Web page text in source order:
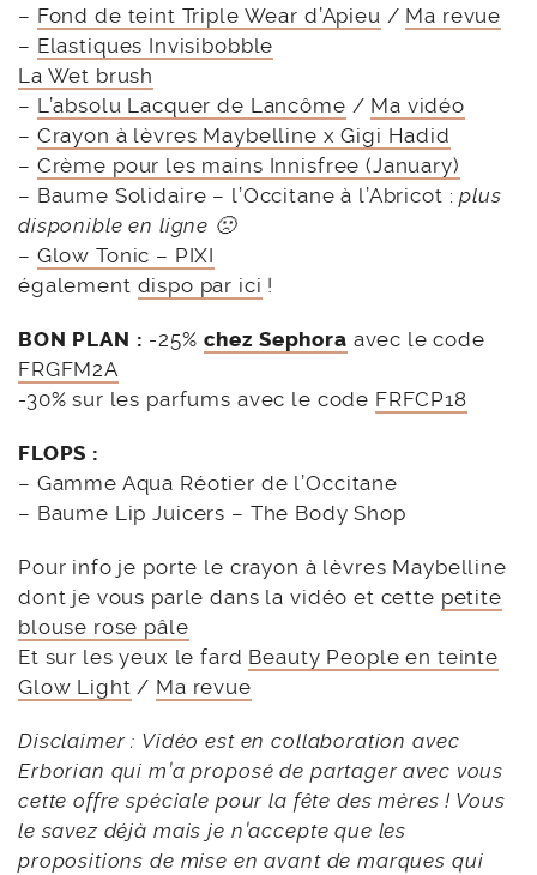
– Fond de teint Triple Wear d’Apieu / Ma revue
– Elastiques Invisibobble
La Wet brush
– L’absolu Lacquer de Lancôme / Ma vidéo
– Crayon à lèvres Maybelline x Gigi Hadid
– Crème pour les mains Innisfree (January)
– Baume Solidaire – l’Occitane à l’Abricot :plus
disponible en ligne 🙁
– Glow Tonic – PIXI
également dispo par ici !
BON PLAN : -25% chez Sephora avec le code
FRGFM2A
-30% sur les parfums avec le code FRFCP18
FLOPS :
– Gamme Aqua Réotier de l’Occitane
– Baume Lip Juicers – The Body Shop
Pour info je porte le crayon à lèvres Maybelline
dont je vous parle dans la vidéo et cette petite
blouse rose pâle
Et sur les yeux le fard Beauty People en teinte
Glow Light / Ma revue
Disclaimer : Vidéo est en collaboration avec
Erborian qui m’a proposé de partager avec vous
cette offre spéciale pour la fête des mères ! Vous
le savez déjà mais je n’accepte que les
propositions de mise en avant de marques qui